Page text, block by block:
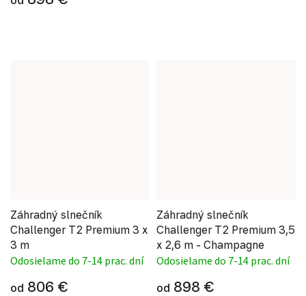
Záhradný slnečník
Challenger T2 Premium 3 x
3 m
Odosielame do 7-14 prac. dní
od 806 €
Záhradný slnečník
Challenger T2 Premium 3,5
x 2,6 m - Champagne
Odosielame do 7-14 prac. dní
od 898 €